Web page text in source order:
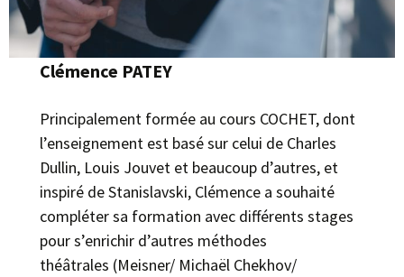
Clémence PATEY
Principalement formée au cours COCHET, dont
l’enseignement est basé sur celui de Charles
Dullin, Louis Jouvet et beaucoup d’autres, et
inspiré de Stanislavski, Clémence a souhaité
compléter sa formation avec différents stages
pour s’enrichir d’autres méthodes
théâtrales (Meisner/ Michaël Chekhov/